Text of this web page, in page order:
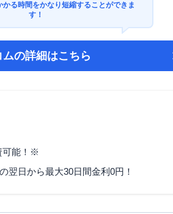
かる時間をかなり短縮することができま
す！
ムの詳細はこちら
可能！※
翌日から最大30日間金利0円！